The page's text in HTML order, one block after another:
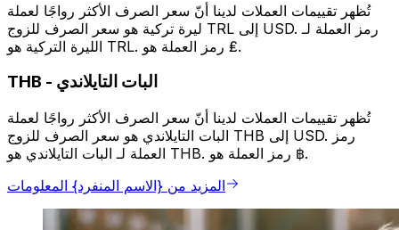
تُظهر تقييمات العملات لدينا أنّ سعر الصرف الأكثر رواجًا لعملة
ليرة تركية هو سعر الصرف للزوج TRL إلى USD. رمز العملة لـ
الليرة التركية هو TRL. رمز العملة هو ₤.
THB - البات التايلاندي
تُظهر تقييمات العملات لدينا أنّ سعر الصرف الأكثر رواجًا لعملة
البات التايلاندي هو سعر الصرف للزوج THB إلى USD. رمز
العملة لـ البات التايلاندي هو THB. رمز العملة هو ฿.
المزيد من {الاسم المنفرد} المعلومات